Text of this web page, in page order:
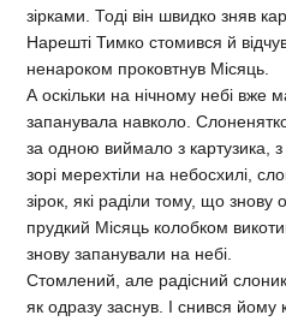
зірками. Тоді він швидко зняв
Нарешті Тимко стомився й
ненароком проковтнув Місяць.
А оскільки на нічному небі вже
запанувала навколо.
за одною виймало з картузика,
зорі мерехтіли на небосхилі,
зірок, які раділи тому, що
прудкий Місяць колобком
знову запанували на небі.
Стомлений, але радісний
як одразу заснув. І снився йому